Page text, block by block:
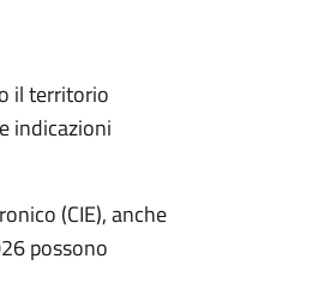
il territorio
indicazioni
(CIE), anche
possono